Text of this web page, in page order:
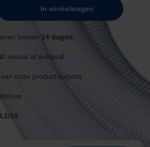
In winkelwagen
binnen 14 dagen
vooraf of achteraf
van onze product experts
10